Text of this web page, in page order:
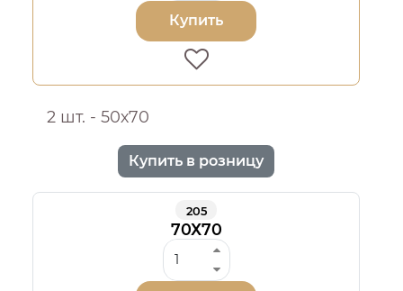
Купить
2 шт. - 50х70
Купить в розницу
205
70Х70